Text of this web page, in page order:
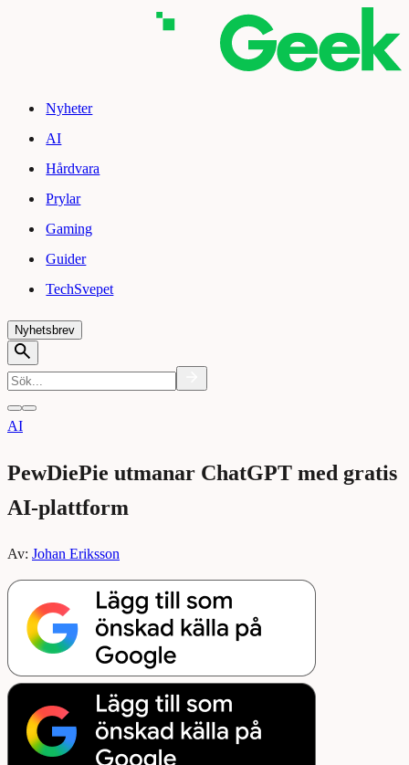
Nyheter
AI
Hårdvara
Prylar
Gaming
Guider
TechSvepet
Nyhetsbrev
AI
PewDiePie utmanar ChatGPT med gratis
AI-plattform
Av: Johan Eriksson